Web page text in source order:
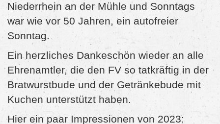
Niederrhein an der Mühle und Sonntags
war wie vor 50 Jahren, ein autofreier
Sonntag.
Ein herzliches Dankeschön wieder an alle
Ehrenamtler, die den FV so tatkräftig in der
Bratwurstbude und der Getränkebude mit
Kuchen unterstützt haben.
Hier ein paar Impressionen von 2023: